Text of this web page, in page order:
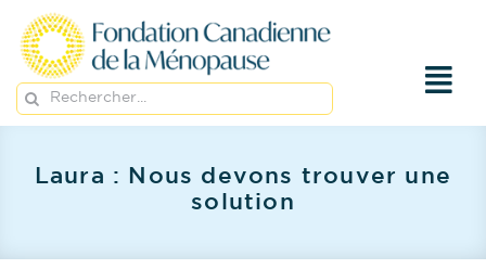
Passer
contenu
Rechercher:
Laura : Nous devons trouver une
solution